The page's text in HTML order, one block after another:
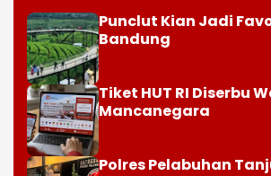
Punclut Kian Jadi
Bandung
Tiket HUT RI Diserbu
Mancanegara
Polres Pelabuhan